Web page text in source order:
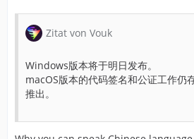
Zitat von Vouk
Windows版本将于明日发布。
macOS版本的代码签名和公证工作仍
推出。